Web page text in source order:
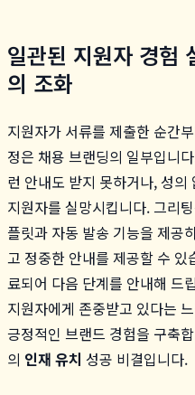
일관된 지원자 경험
의 조화
지원자가 서류를 제출한 순간
정은 채용 브랜딩의 일부입니
런 안내도 받지 못하거나, 성
지원자를 실망시킵니다. 그리
플릿과 자동 발송 기능을 제공
고 정중한 안내를 제공할 수
료되어 다음 단계를 안내해 드
지원자에게 존중받고 있다는
긍정적인 브랜드 경험을 구축
의 인재 유치 성공 비결입니다.